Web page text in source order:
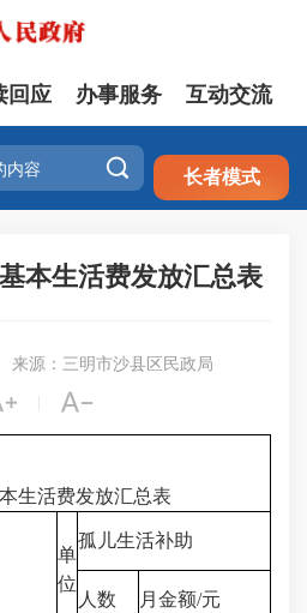
注册 登录
回应 办事服务 互动交流
 长者模式
本生活费发放汇总表
来源：三明市沙县区民政局

生活费发放汇总表
单
位
孤儿生活补助
人数 月金额/元